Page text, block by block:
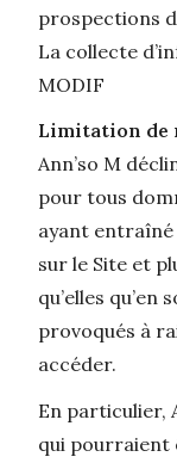
prospections
La collecte
MODIF
Limitation de
Ann’so M
pour tous
ayant
sur le Site et
qu’elles
provoqués à
accéder.
En particulier,
qui pourraient